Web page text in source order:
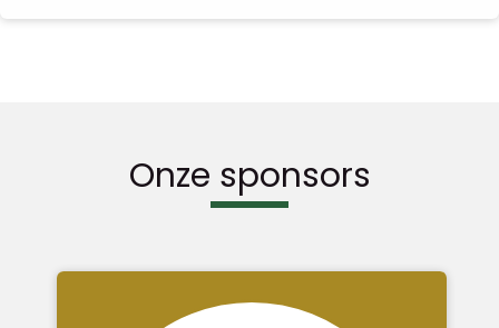
Onze sponsors